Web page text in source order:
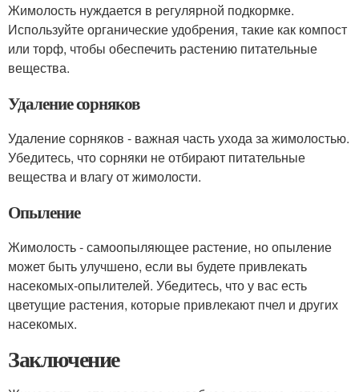
Жимолость нуждается в регулярной подкормке.
Используйте органические удобрения, такие как компост
или торф, чтобы обеспечить растению питательные
вещества.
Удаление сорняков
Удаление сорняков - важная часть ухода за жимолостью.
Убедитесь, что сорняки не отбирают питательные
вещества и влагу от жимолости.
Опыление
Жимолость - самоопыляющее растение, но опыление
может быть улучшено, если вы будете привлекать
насекомых-опылителей. Убедитесь, что у вас есть
цветущие растения, которые привлекают пчел и других
насекомых.
Заключение